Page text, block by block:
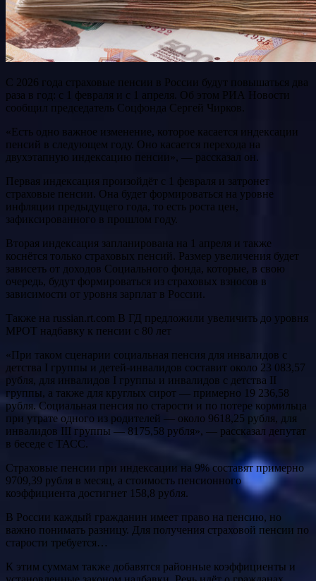
С 2026 года страховые пенсии в России будут повышаться два
раза в год: с 1 февраля и с 1 апреля. Об этом РИА Новости
сообщил председатель Соцфонда Сергей Чирков.
«Есть одно важное изменение, которое касается индексации
пенсий в следующем году. Оно касается перехода на
двухэтапную индексацию пенсии», — рассказал он.
Первая индексация произойдёт с 1 февраля и затронет
страховые пенсии. Она будет формироваться на уровне
инфляции предыдущего года, то есть роста цен,
зафиксированного в прошлом году.
Вторая индексация запланирована на 1 апреля и также
коснётся только страховых пенсий. Размер увеличения будет
зависеть от доходов Социального фонда, которые, в свою
очередь, будут формироваться из страховых взносов в
зависимости от уровня зарплат в России.
Также на russian.rt.com В ГД предложили увеличить до уровня
МРОТ надбавку к пенсии с 80 лет
«При таком сценарии социальная пенсия для инвалидов с
детства I группы и детей-инвалидов составит около 23 083,57
рубля, для инвалидов I группы и инвалидов с детства II
группы, а также для круглых сирот — примерно 19 236,58
рубля. Социальная пенсия по старости и по потере кормильца
при утрате одного из родителей — около 9618,25 рубля, для
инвалидов III группы — 8175,58 рубля», — рассказал депутат
в беседе с ТАСС.
Страховые пенсии при индексации на 9% составят примерно
9709,39 рубля в месяц, а стоимость пенсионного
коэффициента достигнет 158,8 рубля.
В России каждый гражданин имеет право на пенсию, но
важно понимать разницу. Для получения страховой пенсии по
старости требуется…
К этим суммам также добавятся районные коэффициенты и